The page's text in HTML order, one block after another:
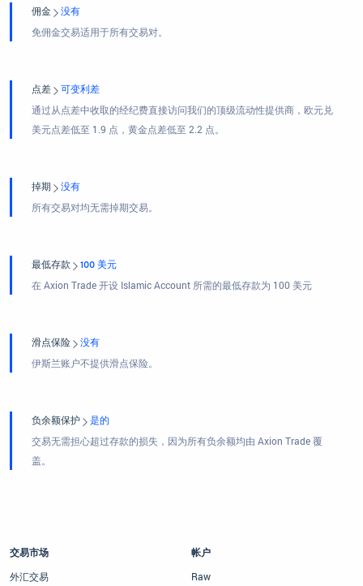
佣金 没有
免佣金交易适用于所有交易对。
点差 可变利差
通过从点差中收取的经纪费直接访问我们的顶级流动性提供商，欧元兑
美元点差低至 1.9 点，黄金点差低至 2.2 点。
掉期 没有
所有交易对均无需掉期交易。
最低存款 100 美元
在 Axion Trade 开设 Islamic Account 所需的最低存款为 100 美元
滑点保险 没有
伊斯兰账户不提供滑点保险。
负余额保护 是的
交易无需担心超过存款的损失，因为所有负余额均由 Axion Trade 覆
盖。
交易市场
外汇交易
帐户
Raw